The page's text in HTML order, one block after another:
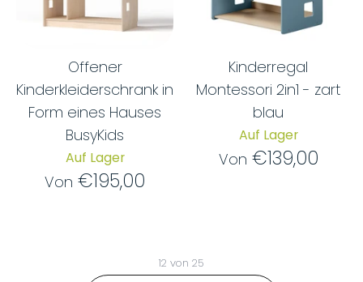
Offener
Kinderkleiderschrank in
Form eines Hauses
BusyKids
Auf Lager
Von €195,00
Kinderregal
Montessori 2in1 - zart
blau
Auf Lager
Von €139,00
12 von 25